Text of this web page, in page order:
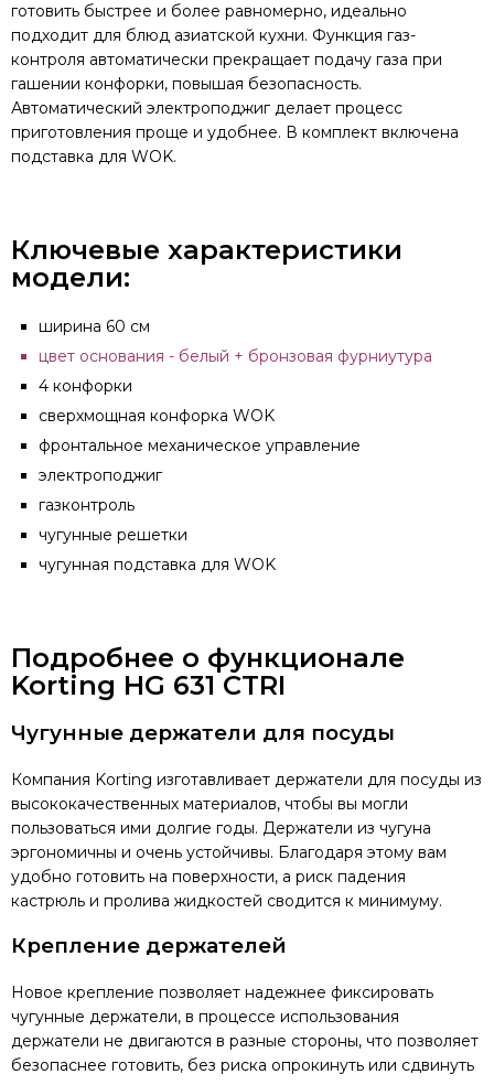
готовить быстрее и более равномерно, идеально
подходит для блюд азиатской кухни. Функция газ-
контроля автоматически прекращает подачу газа при
гашении конфорки, повышая безопасность.
Автоматический электроподжиг делает процесс
приготовления проще и удобнее. В комплект включена
подставка для WOK.
Ключевые характеристики
модели:
ширина 60 см
цвет основания - белый + бронзовая фурниутура
4 конфорки
сверхмощная конфорка WOK
фронтальное механическое управление
электроподжиг
газконтроль
чугунные решетки
чугунная подставка для WOK
Подробнее о функционале
Korting HG 631 CTRI
Чугунные держатели для посуды
Компания Korting изготавливает держатели для посуды из
высококачественных материалов, чтобы вы могли
пользоваться ими долгие годы. Держатели из чугуна
эргономичны и очень устойчивы. Благодаря этому вам
удобно готовить на поверхности, а риск падения
кастрюль и пролива жидкостей сводится к минимуму.
Крепление держателей
Новое крепление позволяет надежнее фиксировать
чугунные держатели, в процессе использования
держатели не двигаются в разные стороны, что позволяет
безопаснее готовить, без риска опрокинуть или сдвинуть